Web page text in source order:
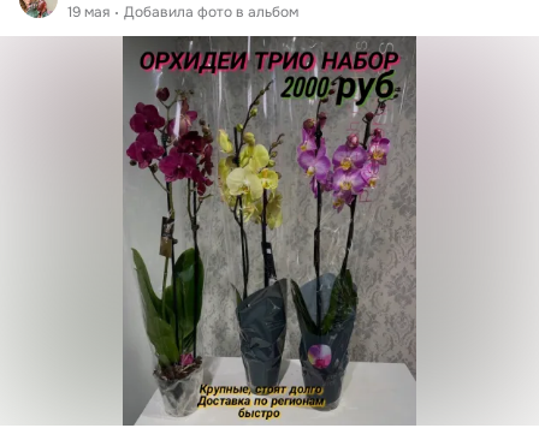
19 мая Добавила фото в альбом